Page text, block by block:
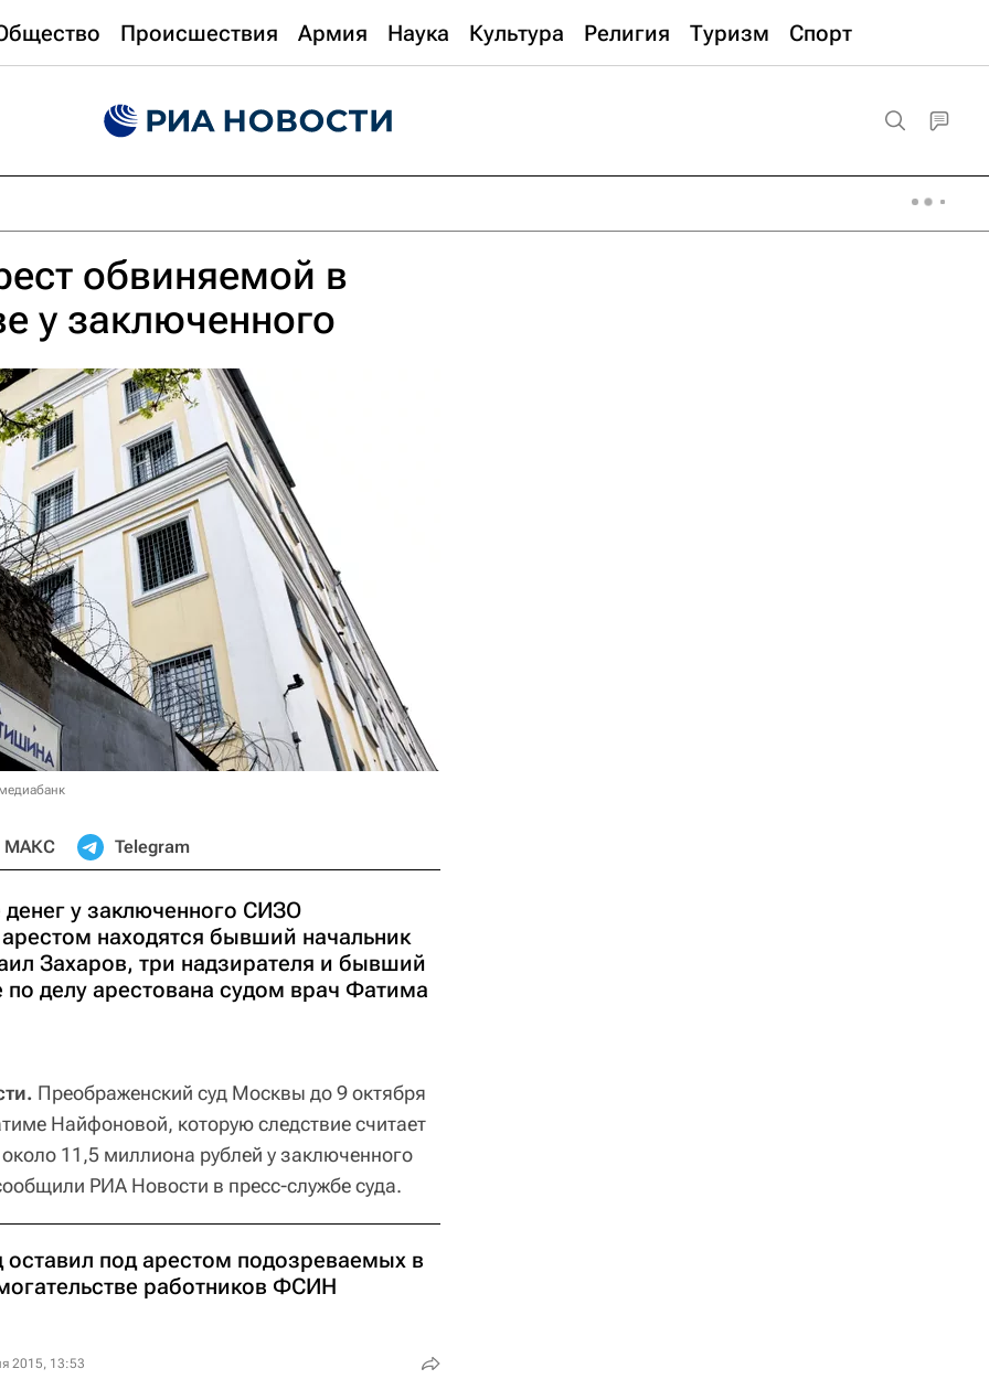
Происшествия Армия Наука Культура Религия Туризм Спорт
обвиняемой в
у заключенного
МАКС Telegram
у заключенного СИЗО
находятся бывший начальник
Захаров, три надзирателя и бывший
делу арестована судом врач Фатима
Преображенский суд Москвы до 9 октября
Найфоновой, которую следствие считает
11,5 миллиона рублей у заключенного
РИА Новости в пресс-службе суда.
оставил под арестом подозреваемых в
работников ФСИН
2015, 13:53